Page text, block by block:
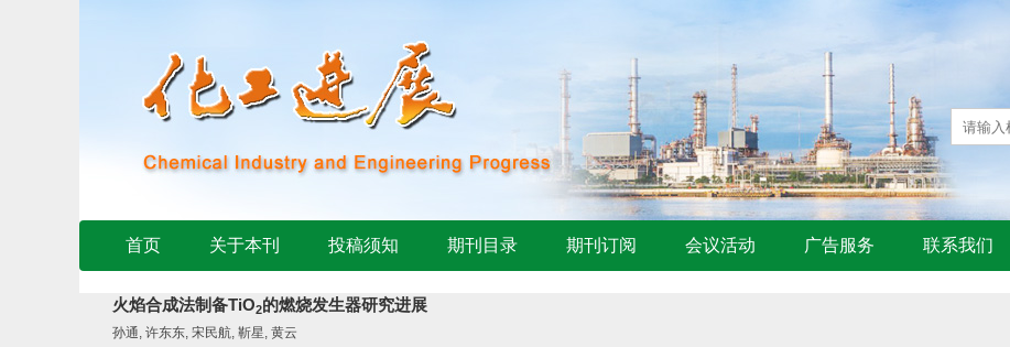
首页 关于本刊 投稿须知 期刊目录 期刊订阅 会议活动 广告服务 联系我们
火焰合成法制备TiO2的燃烧发生器研究进展
孙通, 许东东, 宋民航, 靳星, 黄云